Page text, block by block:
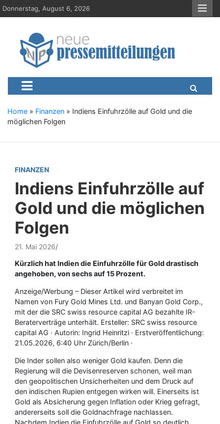
S
k
Donnerstag, August 6, 2026
Neue-
Presseportal, Nachrichten, News, Meldungen, Wirtschaft
Home » Finanzen » Indiens Einfuhrzölle auf Gold und die
möglichen Folgen
FINANZEN
Indiens Einfuhrzölle auf
Gold und die möglichen
Folgen
21. Mai 2026
Kürzlich hat Indien die Einfuhrzölle für Gold drastisch
angehoben, von sechs auf 15 Prozent.
Anzeige/Werbung – Dieser Artikel wird verbreitet im
Namen von Fury Gold Mines Ltd. und Banyan Gold Corp.,
mit der die SRC swiss resource capital AG bezahlte IR-
Beraterverträge unterhält. Ersteller: SRC swiss resource
capital AG · Autorin: Ingrid Heinritzi · Erstveröffentlichung:
21.05.2026, 6:40 Uhr Zürich/Berlin ·
Die Inder sollen also weniger Gold kaufen. Denn die
Regierung will die Devisenreserven schonen, weil man
den geopolitischen Unsicherheiten und dem Druck auf
den indischen Rupien entgegen wirken will. Einerseits ist
Gold als Absicherung gegen Inflation oder Krieg gefragt,
andererseits soll die Goldnachfrage nachlassen.
Nachdem Indien die Einfuhrzölle auf Gold so deutlich